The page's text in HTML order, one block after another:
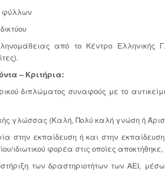
φύλλων
από το Κέντρο
– Κριτήρια:
διπλώματος συναφούς με το
γλώσσας (Καλή, Πολύ καλή γνώση ή
στην εκπαίδευση ή και στην
ιδιωτικού φορέα στις οποίες
των δραστηριοτήτων των ΑΕΙ,